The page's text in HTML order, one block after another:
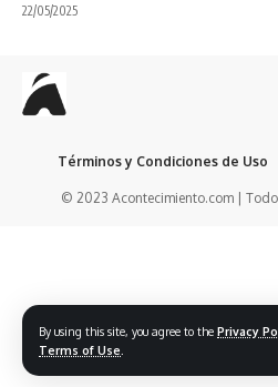
By using this site, you agree to the Privacy
Terms of Use
22/05/2025
© 2023 Acontecimiento.com |
Términos y Condiciones de Uso